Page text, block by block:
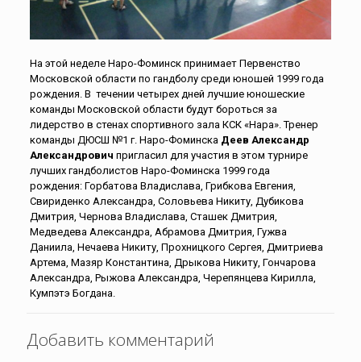
На этой неделе Наро-Фоминск принимает Первенство
Московской области по гандболу среди юношей 1999 года
рождения. В течении четырех дней лучшие юношеские
команды Московской области будут бороться за
лидерство в стенах спортивного зала КСК «Нара». Тренер
команды ДЮСШ №1 г. Наро-Фоминска Деев Александр
Александрович пригласил для участия в этом турнире
лучших гандболистов Наро-Фоминска 1999 года
рождения: Горбатова Владислава, Грибкова Евгения,
Свириденко Александра, Соловьева Никиту, Дубикова
Дмитрия, Чернова Владислава, Сташек Дмитрия,
Медведева Александра, Абрамова Дмитрия, Гужва
Даниила, Нечаева Никиту, Прохницкого Сергея, Дмитриева
Артема, Мазяр Константина, Дрыкова Никиту, Гончарова
Александра, Рыжова Александра, Черепянцева Кирилла,
Кумпэтэ Богдана.
Добавить комментарий